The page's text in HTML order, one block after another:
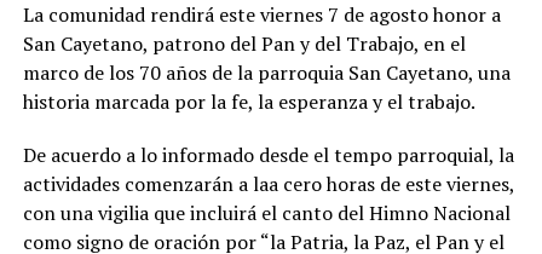
La comunidad rendirá este viernes 7 de agosto honor a
San Cayetano, patrono del Pan y del Trabajo, en el
marco de los 70 años de la parroquia San Cayetano, una
historia marcada por la fe, la esperanza y el trabajo.
De acuerdo a lo informado desde el tempo parroquial, la
actividades comenzarán a laa cero horas de este viernes,
con una vigilia que incluirá el canto del Himno Nacional
como signo de oración por “la Patria, la Paz, el Pan y el